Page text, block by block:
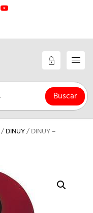
Buscar
/DINUY/ DINUY –